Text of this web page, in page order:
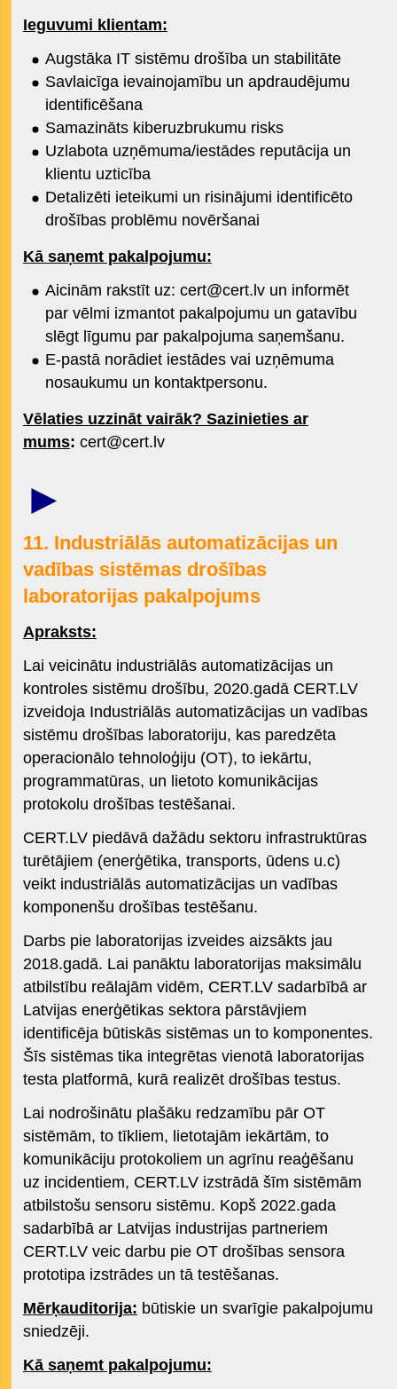
Ieguvumi klientam:
Augstāka IT sistēmu drošība un stabilitāte
Savlaicīga ievainojamību un apdraudējumu
identificēšana
Samazināts kiberuzbrukumu risks
Uzlabota uzņēmuma/iestādes reputācija un
klientu uzticība
Detalizēti ieteikumi un risinājumi identificēto
drošības problēmu novēršanai
Kā saņemt pakalpojumu:
Aicinām rakstīt uz: cert@cert.lv un informēt
par vēlmi izmantot pakalpojumu un gatavību
slēgt līgumu par pakalpojuma saņemšanu.
E-pastā norādiet iestādes vai uzņēmuma
nosaukumu un kontaktpersonu.
Vēlaties uzzināt vairāk? Sazinieties ar
mums: cert@cert.lv
►
11. Industriālās automatizācijas un
vadības sistēmas drošības
laboratorijas pakalpojums
Apraksts:
Lai veicinātu industriālās automatizācijas un
kontroles sistēmu drošību, 2020.gadā CERT.LV
izveidoja Industriālās automatizācijas un vadības
sistēmu drošības laboratoriju, kas paredzēta
operacionālo tehnoloģiju (OT), to iekārtu,
programmatūras, un lietoto komunikācijas
protokolu drošības testēšanai.
CERT.LV piedāvā dažādu sektoru infrastruktūras
turētājiem (enerģētika, transports, ūdens u.c)
veikt industriālās automatizācijas un vadības
komponenšu drošības testēšanu.
Darbs pie laboratorijas izveides aizsākts jau
2018.gadā. Lai panāktu laboratorijas maksimālu
atbilstību reālajām vidēm, CERT.LV sadarbībā ar
Latvijas enerģētikas sektora pārstāvjiem
identificēja būtiskās sistēmas un to komponentes.
Šīs sistēmas tika integrētas vienotā laboratorijas
testa platformā, kurā realizēt drošības testus.
Lai nodrošinātu plašāku redzamību pār OT
sistēmām, to tīkliem, lietotajām iekārtām, to
komunikāciju protokoliem un agrīnu reaģēšanu
uz incidentiem, CERT.LV izstrādā šīm sistēmām
atbilstošu sensoru sistēmu. Kopš 2022.gada
sadarbībā ar Latvijas industrijas partneriem
CERT.LV veic darbu pie OT drošības sensora
prototipa izstrādes un tā testēšanas.
Mērķauditorija: būtiskie un svarīgie pakalpojumu
sniedzēji.
Kā saņemt pakalpojumu: